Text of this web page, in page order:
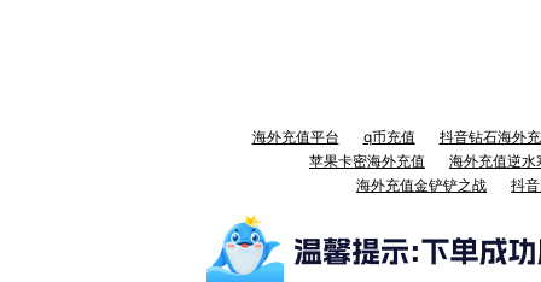
海外充值平台 q币充值
抖音钻石海外
苹果卡密海外充值
海外充值逆水
海外充值金铲铲之战
抖